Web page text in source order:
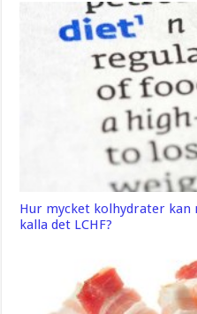
Hur mycket kolhydrater kan
kalla det LCHF?